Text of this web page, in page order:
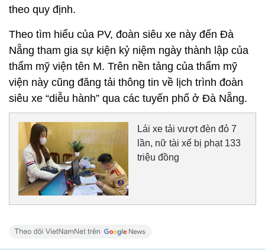
theo quy định.
Theo tìm hiểu của PV, đoàn siêu xe này đến Đà
Nẵng tham gia sự kiện kỷ niệm ngày thành lập của
thẩm mỹ viện tên M. Trên nền tảng của thẩm mỹ
viện này cũng đăng tải thông tin về lịch trình đoàn
siêu xe “diễu hành” qua các tuyến phố ở Đà Nẵng.
Lái xe tải vượt đèn đỏ 7
lần, nữ tài xế bị phạt 133
triệu đồng